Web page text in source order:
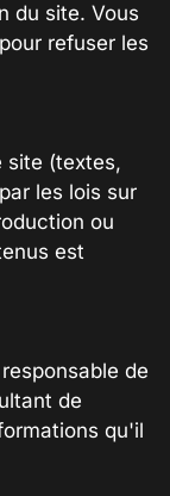
du site. Vous
refuser les
site (textes,
les lois sur
ou
est
de
de
qu'il